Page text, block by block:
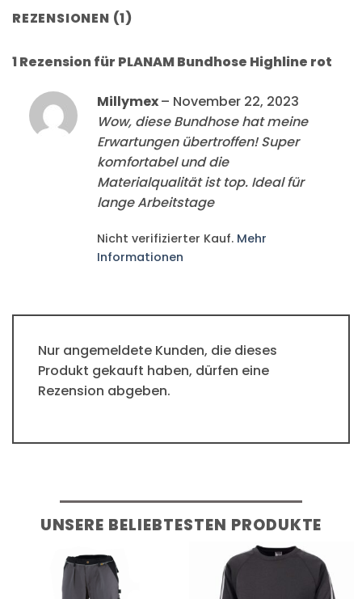
REZENSIONEN (1)
1 Rezension für PLANAM Bundhose Highline rot
Millymex– November 22, 2023
Wow, diese Bundhose hat meine
Erwartungen übertroffen! Super
komfortabel und die
Materialqualität ist top. Ideal für
lange Arbeitstage
Nicht verifizierter Kauf. Mehr
Informationen
Nur angemeldete Kunden, die dieses
Produkt gekauft haben, dürfen eine
Rezension abgeben.
UNSERE BELIEBTESTEN PRODUKTE